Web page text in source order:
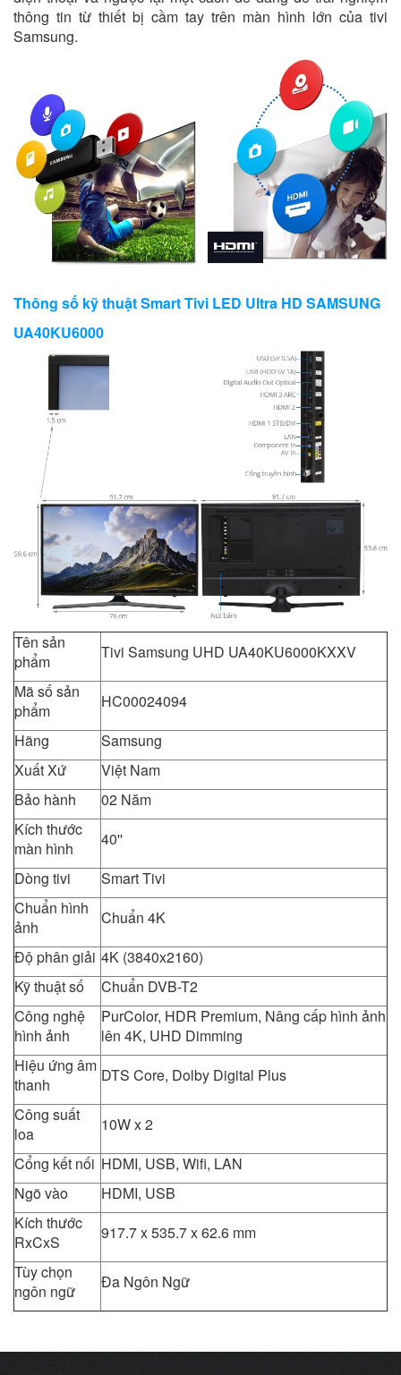
thông tin từ thiết bị cầm tay trên màn hình lớn của tivi
Samsung.
Thông số kỹ thuật Smart Tivi LED Ultra HD SAMSUNG
UA40KU6000
Tên sản
phẩm
Tivi Samsung UHD UA40KU6000KXXV
Mã số sản
phẩm
HC00024094
Hãng
Samsung
Xuất Xứ
Việt Nam
Bảo hành
02 Năm
Kích thước
màn hình
40''
Dòng tivi
Smart Tivi
Chuẩn hình
ảnh
Chuẩn 4K
Độ phân giải 4K (3840x2160)
Kỹ thuật số
Chuẩn DVB-T2
Công nghệ
hình ảnh
PurColor, HDR Premium, Nâng cấp hình ảnh
lên 4K, UHD Dimming
Hiệu ứng âm
thanh
DTS Core, Dolby Digital Plus
Công suất
loa
10W x 2
Cổng kết nối HDMI, USB, Wifi, LAN
Ngõ vào
HDMI, USB
Kích thước
RxCxS
917.7 x 535.7 x 62.6 mm
Tùy chọn
ngôn ngữ
Đa Ngôn Ngữ